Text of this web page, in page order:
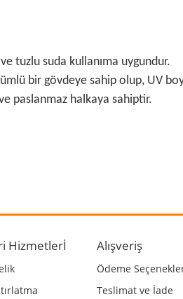
tuzlu suda kullanıma uygundur.
bir gövdeye sahip olup, UV
paslanmaz halkaya sahiptir.
olmalı.
Hizmetlerİ Alışveriş
Ödeme
Teslimat ve İade